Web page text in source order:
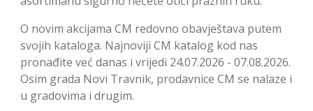
O novim akcijama CM redovno obavještava putem
svojih kataloga. Najnoviji CM katalog kod nas
pronađite već danas i vrijedi 24.07.2026 - 07.08.2026.
Osim grada Novi Travnik, prodavnice CM se nalaze i
u gradovima i drugim.